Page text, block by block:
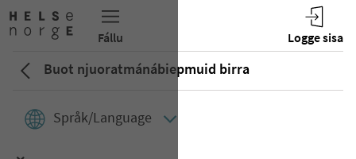
Buot njuoratmánábiepmuid birra
Språk/Language